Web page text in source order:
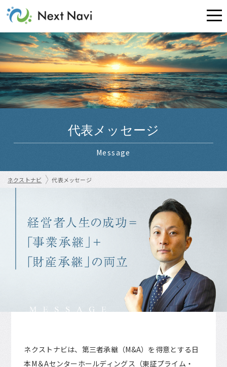
代表メッセージ
Message
ネクストナビ 代表メッセージ
ネクストナビは、第三者承継（M&A）を得意とする日
本M＆Aセンターホールディングス（東証プライム・